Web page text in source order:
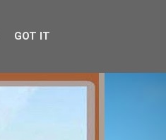
GOT IT